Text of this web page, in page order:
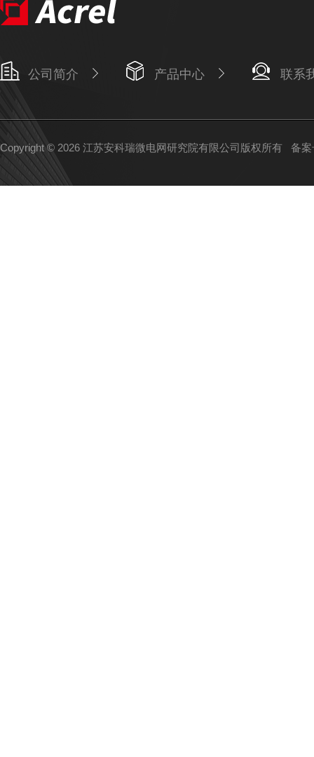
公司简介 产品中心 联系
Copyright © 2026 江苏安科瑞微电网研究院有限公司版权所有 备案